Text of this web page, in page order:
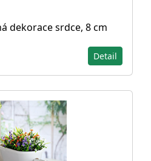
dekorace srdce, 8 cm
Detail